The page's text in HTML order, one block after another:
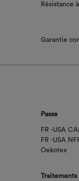
Résistance
Garantie
Passe
FR -USA
FR -USA
Oekotex
Traitements